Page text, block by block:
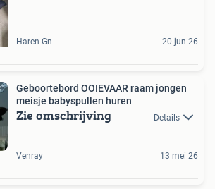
Haren Gn 20 jun 26
Geboortebord OOIEVAAR raam jongen
meisje babyspullen huren
Zie omschrijving Details
Venray 13 mei 26